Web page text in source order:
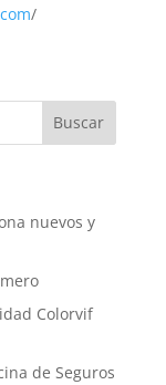
/
nuevos y
Colorvif
de Seguros